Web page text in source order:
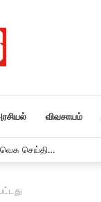
விவசாயம்
/ 26